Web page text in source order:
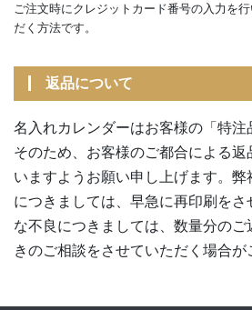
ご注文時にクレジットカード番号の入力を
だく方法です。
返品について
名入れカレンダーはお客様の「特注
そのため、お客様のご都合による返
いますようお願い申し上げます。
につきましては、早急に再印刷を
な不良につきましては、数量分のご
きのご相談をさせていただく場合が